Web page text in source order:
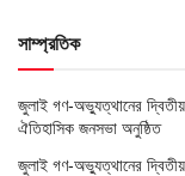
সাম্প্রতিক
জুলাই গণ-অভ্যুত্থানের দ্বিতীয়
ঐতিহাসিক জনসভা অনুষ্ঠিত
জুলাই গণ-অভ্যুত্থানের দ্বিতীয়